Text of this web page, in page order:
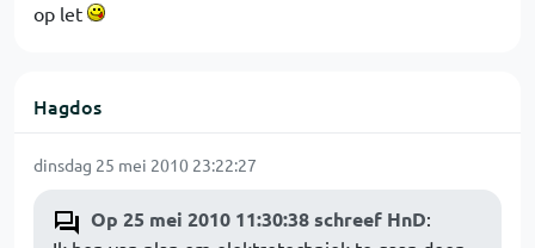
op let
Hagdos
dinsdag 25 mei 2010 23:22:27
Op 25 mei 2010 11:30:38 schreef HnD: